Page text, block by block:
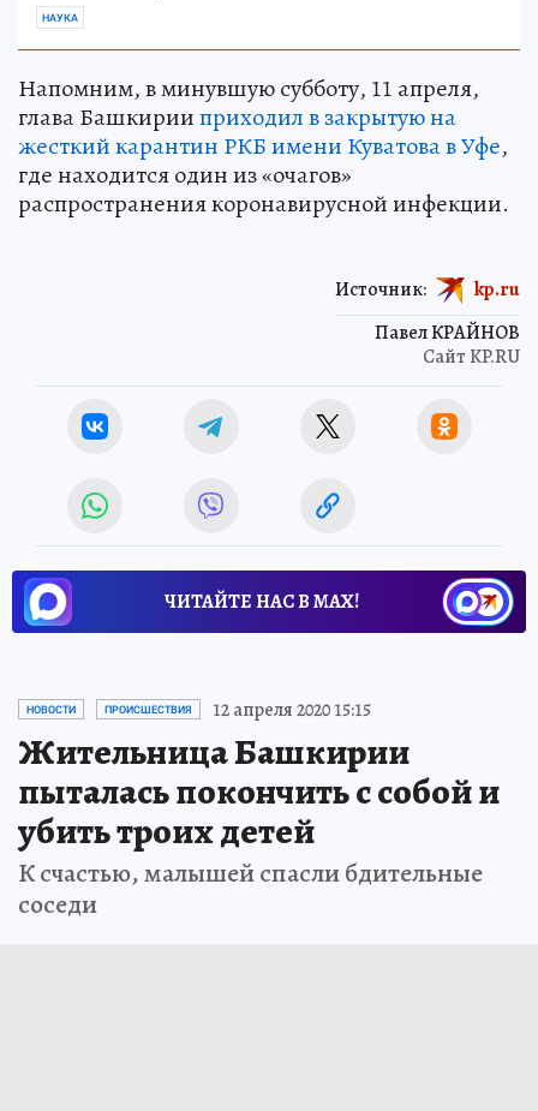
НАУКА
Напомним, в минувшую субботу, 11 апреля,
глава Башкирииприходил в закрытую на
жесткий карантин РКБ имени Куватова в Уфе,
где находится один из «очагов»
распространения коронавирусной инфекции.
Павел КРАЙНОВ
Сайт KP.RU
Источник: kp.ru
ЧИТАЙТЕ НАС В МАХ!
НОВОСТИ ПРОИСШЕСТВИЯ 12 апреля 2020 15:15
Жительница Башкирии
пыталась покончить с собой и
убить троих детей
К счастью, малышей спасли бдительные
соседи